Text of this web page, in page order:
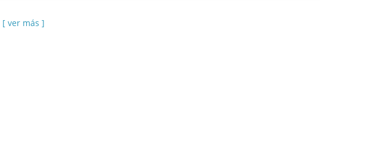
[ ver más ]